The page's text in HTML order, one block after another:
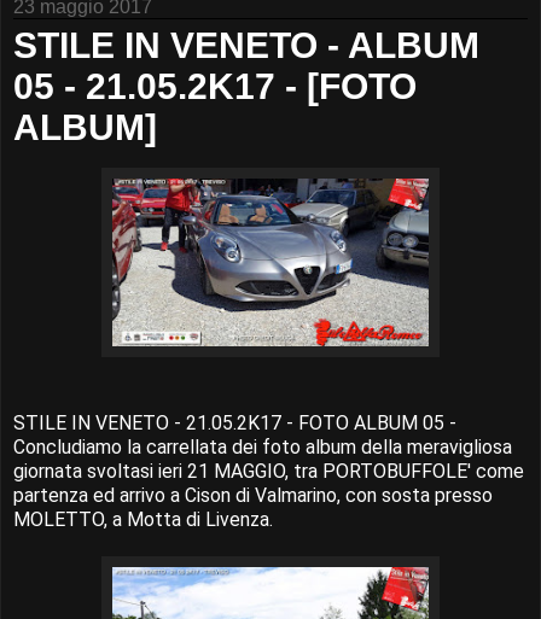
23 maggio 2017
STILE IN VENETO - ALBUM
05 - 21.05.2K17 - [FOTO
ALBUM]
STILE IN VENETO - 21.05.2K17 - FOTO ALBUM 05 -
Concludiamo la carrellata dei foto album della meravigliosa
giornata svoltasi ieri 21 MAGGIO, tra PORTOBUFFOLE' come
partenza ed arrivo a Cison di Valmarino, con sosta presso
MOLETTO, a Motta di Livenza.